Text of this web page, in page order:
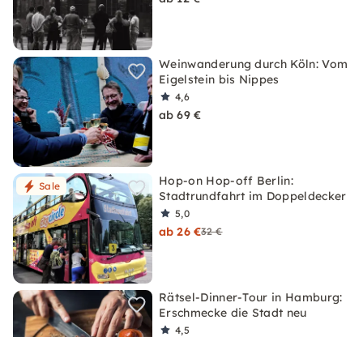
Weinwanderung durch Köln: Vom
Eigelstein bis Nippes
4,6
ab 69 €
Sale
Hop-on Hop-off Berlin:
Stadtrundfahrt im Doppeldecker
5,0
ab 26 €32 €
Rätsel-Dinner-Tour in Hamburg:
Erschmecke die Stadt neu
4,5